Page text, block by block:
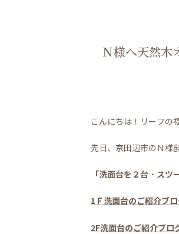
Ｎ様へ天然木
こんにちは！リーフの
先日、京田辺市のＮ様
「洗面台を２台・スツ
1Ｆ洗面台のご紹介ブ
2F洗面台のご紹介ブロ